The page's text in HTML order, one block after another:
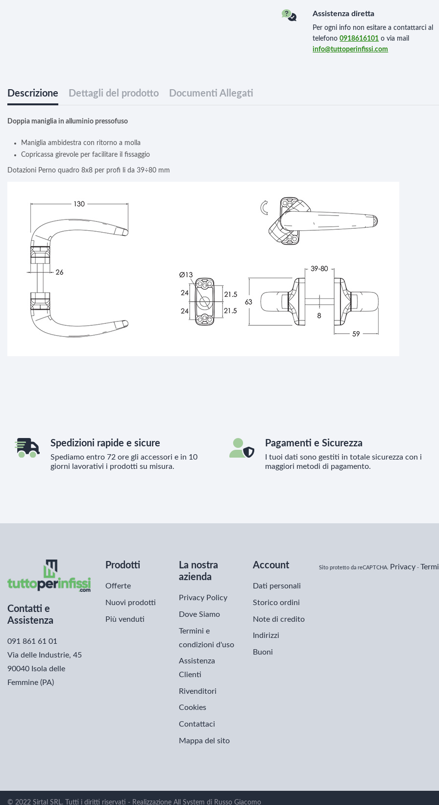
Assistenza diretta
Per ogni info non esitare a contattarci al
telefono0918616101 o via mail
info@tuttoperinfissi.com
Descrizione Dettagli del prodotto Documenti Allegati
Doppia maniglia in alluminio pressofuso
Maniglia ambidestra con ritorno a molla
Copricassa girevole per facilitare il fissaggio
Dotazioni Perno quadro 8x8 per profi li da 39÷80 mm
Spedizioni rapide e sicure
Spediamo entro 72 ore gli accessori e in 10
giorni lavorativi i prodotti su misura.
Pagamenti e Sicurezza
I tuoi dati sono gestiti in totale sicurezza con i
maggiori metodi di pagamento.
Contatti e
Assistenza
091 861 61 01
Via delle Industrie, 45
90040 Isola delle
Femmine (PA)
Prodotti
Offerte
Nuovi prodotti
Più venduti
La nostra
azienda
Privacy Policy
Dove Siamo
Termini e
condizioni d'uso
Assistenza
Clienti
Rivenditori
Cookies
Contattaci
Mappa del sito
Account
Dati personali
Storico ordini
Note di credito
Indirizzi
Buoni
Sito protetto da reCAPTCHA. Privacy-
© 2022 Sirtal SRL. Tutti i diritti riservati - Realizzazione All System di Russo Giacomo